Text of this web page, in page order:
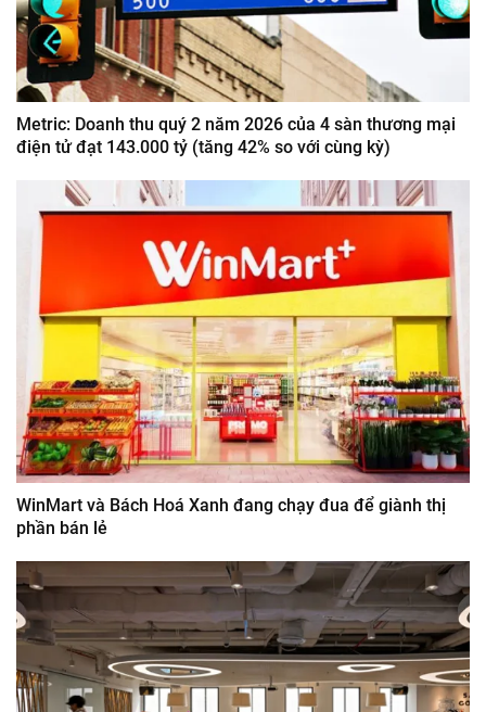
Metric: Doanh thu quý 2 năm 2026 của 4 sàn thương mại
điện tử đạt 143.000 tỷ (tăng 42% so với cùng kỳ)
WinMart và Bách Hoá Xanh đang chạy đua để giành thị
phần bán lẻ